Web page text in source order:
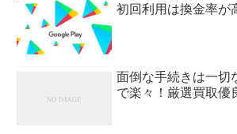
初回利用は換金率が
面倒な手続きは一切
で楽々！厳選買取優